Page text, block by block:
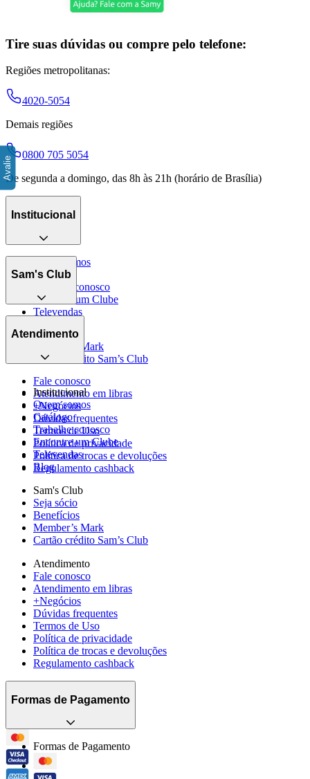
Tire suas dúvidas ou compre pelo telefone:
Regiões metropolitanas:
4020-5054
Demais regiões
0800 705 5054
De segunda a domingo, das 8h às 21h (horário de Brasília)
Institucional
Quem somos
Catálogo
Trabalhe conosco
Encontre um Clube
Televendas
Sam's Club
Benefícios
Member’s Mark
Cartão crédito Sam’s Club
Atendimento
Fale conosco
Atendimento em libras
+Negócios
Dúvidas frequentes
Termos de Uso
Política de privacidade
Política de trocas e devoluções
Regulamento cashback
Institucional
Quem somos
Catálogo
Trabalhe conosco
Encontre um Clube
Televendas
Blog
Sam's Club
Seja sócio
Benefícios
Member’s Mark
Cartão crédito Sam’s Club
Atendimento
Fale conosco
Atendimento em libras
+Negócios
Dúvidas frequentes
Termos de Uso
Política de privacidade
Política de trocas e devoluções
Regulamento cashback
Formas de Pagamento
Formas de Pagamento